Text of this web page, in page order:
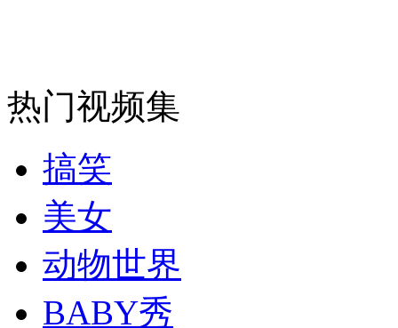
司机酒驾遇交警 急速倒车逃窜
热门视频集
搞笑
美女
动物世界
BABY秀